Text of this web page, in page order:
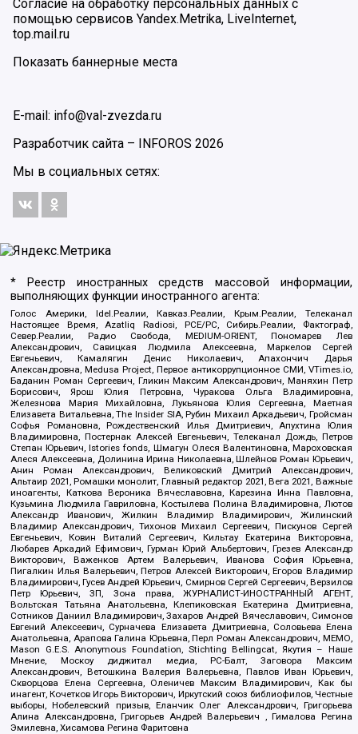
Согласие на обработку персональных данных с
помощью сервисов Yandex.Metrika, LiveInternet,
top.mail.ru
Показать баннерные места
E-mail: info@val-zvezda.ru
Разработчик сайта –
INFOROS 2026
Мы в социальных сетях:
* Реестр иностранных средств массовой информации,
выполняющих функции иностранного агента:
Голос Америки, Idel.Реалии, Кавказ.Реалии, Крым.Реалии, Телеканал
Настоящее Время, Azatliq Radiosi, PCE/PC, Сибирь.Реалии, Фактограф,
Север.Реалии, Радио Свобода, MEDIUM-ORIENT, Пономарев Лев
Александрович, Савицкая Людмила Алексеевна, Маркелов Сергей
Евгеньевич, Камалягин Денис Николаевич, Апахончич Дарья
Александровна, Medusa Project, Первое антикоррупционное СМИ, VTimes.io,
Баданин Роман Сергеевич, Гликин Максим Александрович, Маняхин Петр
Борисович, Ярош Юлия Петровна, Чуракова Ольга Владимировна,
Железнова Мария Михайловна, Лукьянова Юлия Сергеевна, Маетная
Елизавета Витальевна, The Insider SIA, Рубин Михаил Аркадьевич, Гройсман
Софья Романовна, Рождественский Илья Дмитриевич, Апухтина Юлия
Владимировна, Постернак Алексей Евгеньевич, Телеканал Дождь, Петров
Степан Юрьевич, Istories fonds, Шмагун Олеся Валентиновна, Мароховская
Алеся Алексеевна, Долинина Ирина Николаевна, Шлейнов Роман Юрьевич,
Анин Роман Александрович, Великовский Дмитрий Александрович,
Альтаир 2021, Ромашки монолит, Главный редактор 2021, Вега 2021, Важные
иноагенты, Каткова Вероника Вячеславовна, Карезина Инна Павловна,
Кузьмина Людмила Гавриловна, Костылева Полина Владимировна, Лютов
Александр Иванович, Жилкин Владимир Владимирович, Жилинский
Владимир Александрович, Тихонов Михаил Сергеевич, Пискунов Сергей
Евгеньевич, Ковин Виталий Сергеевич, Кильтау Екатерина Викторовна,
Любарев Аркадий Ефимович, Гурман Юрий Альбертович, Грезев Александр
Викторович, Важенков Артем Валерьевич, Иванова София Юрьевна,
Пигалкин Илья Валерьевич, Петров Алексей Викторович, Егоров Владимир
Владимирович, Гусев Андрей Юрьевич, Смирнов Сергей Сергеевич, Верзилов
Петр Юрьевич, ЗП, Зона права, ЖУРНАЛИСТ-ИНОСТРАННЫЙ АГЕНТ,
Вольтская Татьяна Анатольевна, Клепиковская Екатерина Дмитриевна,
Сотников Даниил Владимирович, Захаров Андрей Вячеславович, Симонов
Евгений Алексеевич, Сурначева Елизавета Дмитриевна, Соловьева Елена
Анатольевна, Арапова Галина Юрьевна, Перл Роман Александрович, МЕМО,
Mason G.E.S. Anonymous Foundation, Stichting Bellingcat, Якутия – Наше
Мнение, Москоу диджитал медиа, РС-Балт, Заговора Максим
Александрович, Ветошкина Валерия Валерьевна, Павлов Иван Юрьевич,
Скворцова Елена Сергеевна, Оленичев Максим Владимирович, Как бы
инагент, Кочетков Игорь Викторович, Иркутский союз библиофилов, Честные
выборы, Нобелевский призыв, Еланчик Олег Александрович, Григорьева
Алина Александровна, Григорьев Андрей Валерьевич , Гималова Регина
Эмилевна, Хисамова Регина Фаритовна